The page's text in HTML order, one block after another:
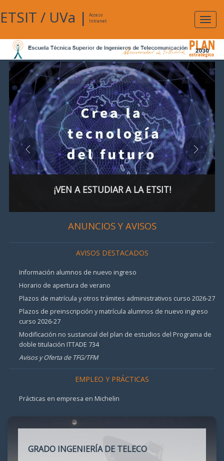
ETSIT / UVa |
Acceso
Intranet
¡VEN A ESTUDIAR A LA ETSIT!
ANUNCIOS Y AVISOS
AVISOS DESTACADOS
Información alumnos de nuevo ingreso
Horario de apertura de verano
Plazos de matrícula y otros trámites administrativos curso 2026-27
Plazos de preinscripción y matrícula alumnos de nuevo ingreso
curso 2026-27
Modificación no sustancial del plan de estudios del Programa de
doble titulación ITTADE 734
Avisos y Oferta de TFG/TFM
EMPLEO Y PRÁCTICAS
Prácticas en empresa en Michelin
GRADO INGENIERÍA DE TELECO